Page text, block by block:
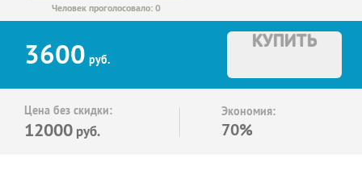
Человек проголосовало: 0
3600 руб.
КУПИТЬ
Цена без скидки:
12000 руб.
Экономия:
70%